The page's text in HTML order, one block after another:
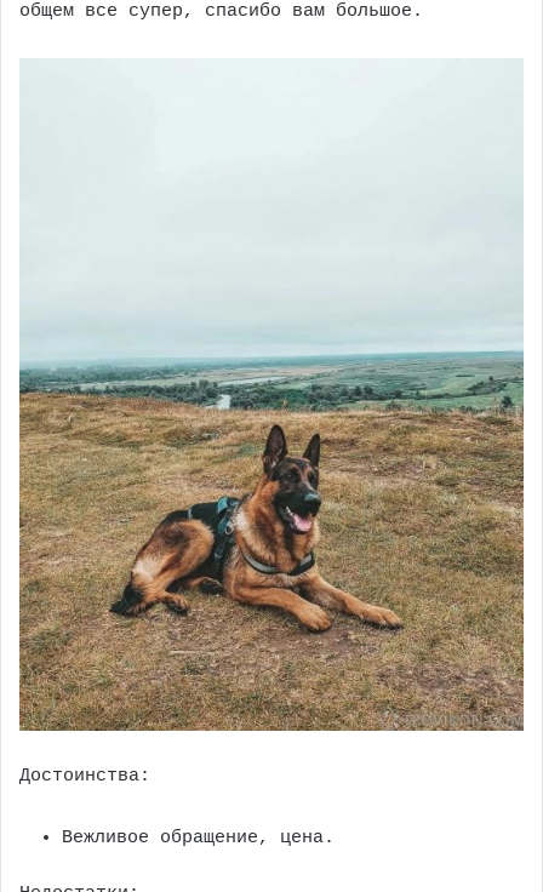
общем все супер, спасибо вам большое.
Достоинства:
Вежливое обращение, цена.